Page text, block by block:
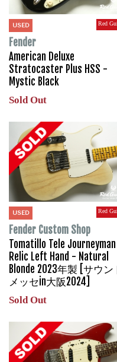
USED Red
Fender
American Deluxe
Stratocaster Plus HSS -
Mystic Black
Sold Out
USED Red
Fender Custom Shop
Tomatillo Tele Journeyman
Relic Left Hand - Natural
Blonde 2023年製 [サウン
メッセin大阪2024]
Sold Out